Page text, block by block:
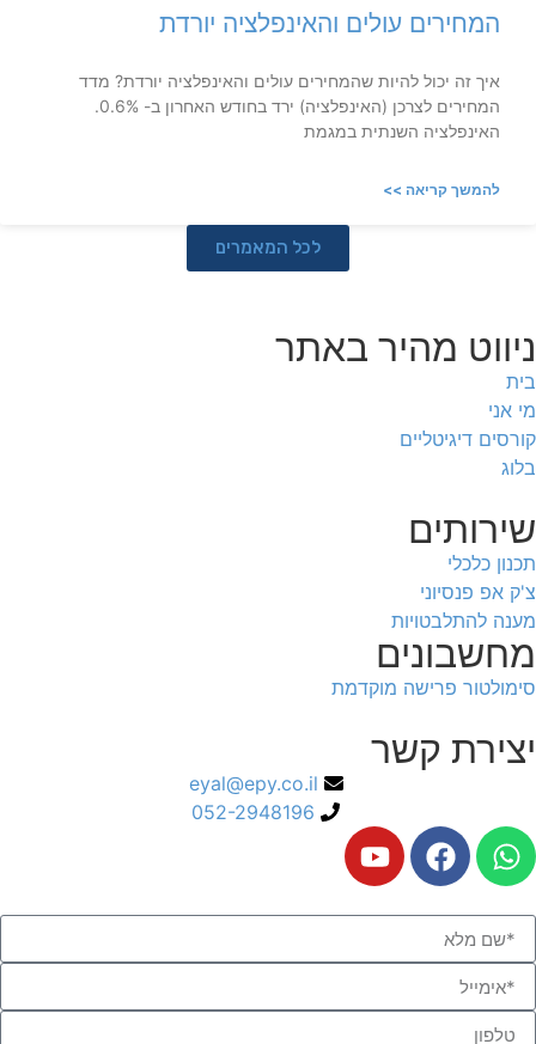
המחירים עולים והאינפלציה יורדת
איך זה יכול להיות שהמחירים עולים והאינפלציה יורדת? מדד
המחירים לצרכן (האינפלציה) ירד בחודש האחרון ב- 0.6%.
האינפלציה השנתית במגמת
להמשך קריאה >>
לכל המאמרים
ניווט מהיר באתר
בית
מי אני
קורסים דיגיטליים
בלוג
שירותים
תכנון כלכלי
צ'ק אפ פנסיוני
מענה להתלבטויות
מחשבונים
סימולטור פרישה מוקדמת
יצירת קשר
eyal@epy.co.il
052-2948196